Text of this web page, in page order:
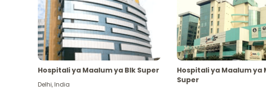
Hospitali ya Maalum ya Blk Super
Delhi,India
Hospitali ya Maalum ya
Super